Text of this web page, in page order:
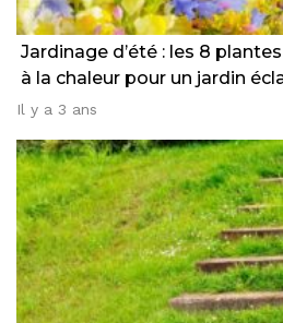
Jardinage d’été : les 8
à la chaleur pour un jardin
Il y a 3 ans